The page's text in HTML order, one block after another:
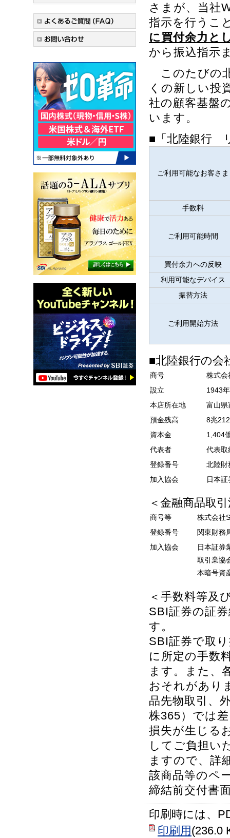
さまが、当社
指示を行うこ
に買付余力と
から振込指示
このたびの
くの新しい投
社の顧客基盤
います。
■「北陸銀行
ご利用可能なお客さま
手数料
ご利用可能時間
買付余力への反映
利用可能なデバイス
振替方法
ご利用開始方法
■北陸銀行の会
商号
株式会
設立
1943
本店所在地
富山県
預金残高
8兆
資本金
1,404
代表者
代表
登録番号
北陸財
加入協会
日本
＜金融商品取
商号等
株式会社
登録番号
関東財務
加入協会
日本証券
取引業協
本暗号資
＜手数料等及
SBI証券の証
す。
SBI証券で取
に所定の手数
ます。また、
おそれがあり
品先物取引、
株365）では
損失が生じる
してご負担い
ますので、詳
該商品等のペ
締結前交付書
印刷時には、
印刷用 (236.0